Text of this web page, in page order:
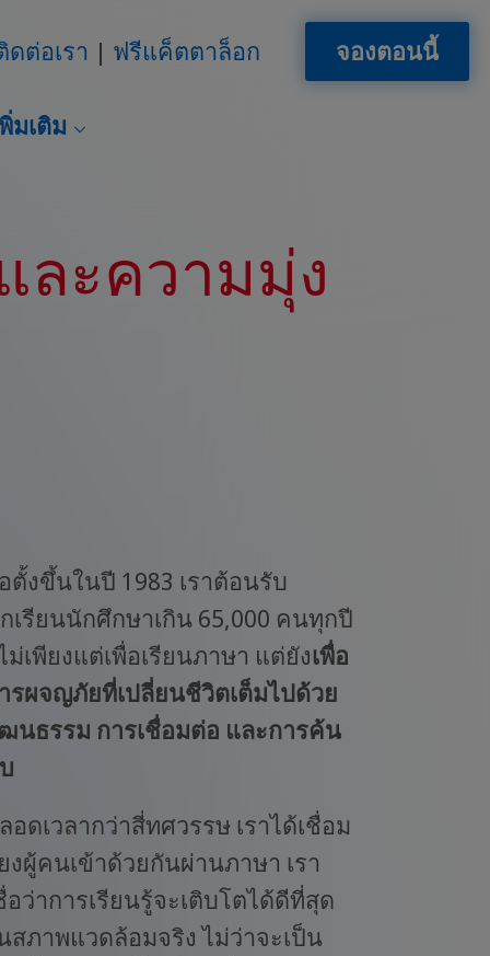
ดต่อเรา ฟรีแค็ตตาล็อก จองตอนนี้
มเติม
ะความมุ่ง
ตั้งขึ้นในปี 1983 เราต้อนรับ
เรียนนักศึกษาเกิน 65,000 คนทุกปี
ม่เพียงแต่เพื่อเรียนภาษา แต่ยังเพื่อ
รผจญภัยที่เปลี่ยนชีวิตเต็มไปด้วย
นธรรม การเชื่อมต่อ และการค้น
อดเวลากว่าสี่ทศวรรษ เราได้เชื่อม
งผู้คนเข้าด้วยกันผ่านภาษา เรา
อว่าการเรียนรู้จะเติบโตได้ดีที่สุด
สภาพแวดล้อมจริง ไม่ว่าจะเป็น